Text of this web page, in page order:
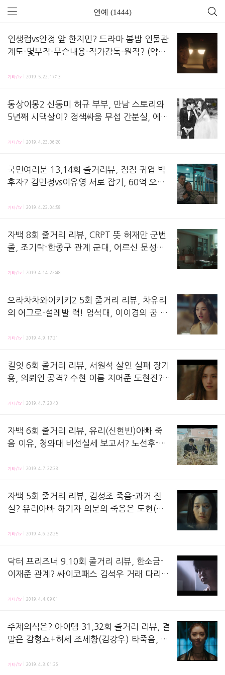
연예 (1444)
인생럽vs안정 앞 한지민? 드라마 봄밤 인물관
계도-몇부작-무슨내용-작가감독-원작? (약사
새 수목드라마 의 인물관계도-몇부작-원작-작가감독-줄거리-방송시간 등 담아서 정리해놓은
기타/tv 2019. 5. 22. 17:13
동상이몽2 신동미 허규 부부, 만남 스토리와
5년째 시댁살이? 정색싸움 무섭 간분실, 에센
진 문어
동상이몽2 신동미-허규 합류편방송 시청 후기 남겨놓은 노트에요! 이번 회에서 신동미-허규
기타/tv 2019. 4. 23. 06:20
국민여러분 13,14회 줄거리뷰, 점점 귀엽 박
후자? 김민정vs이유영 서로 잡기, 60억 오해,
출연, 현재까지 ost 정리-오빠나빠요 가사
국민여러분! 13,14화 줄거리 리뷰,방송 시청 후 정리해놓는 노트에요! 지난 회, 사기꾼들과 정
기타/tv 2019. 4. 23. 04:58
자백 8회 줄거리 리뷰, CRPT 뜻 허재만 군번
줄, 조기탁-한종구 관계 군대, 어르신 문성근
김선희 뉴스
자백 8화 줄거리 리뷰,방송 시청하며 정리해놓은 노트에요! 지난 회, 사거리에서 마주친 네 사
기타/tv 2019. 4. 14. 22:48
으라차차와이키키2 5회 줄거리 리뷰, 차유리
의 어그로-설레발 력! 엄석대, 이이경의 꿈 김
연, ost
으라차차 와이키키 5화 줄거리 리뷰,방송 시청 후 정리해놓은 노트에요! 지난 회, 우식(김선호
기타/tv 2019. 4. 9. 17:21
킬잇 6회 줄거리 리뷰, 서원석 살인 실패 장기
용, 의뢰인 공격? 수현 이름 지어준 도현진?
킬잇 6화 줄거리 리뷰,방송 시청하면서 정리해보는 노트에요! 지난 회, 슬기(노정의 분)에게
기타/tv 2019. 4. 7. 23:40
자백 6회 줄거리 리뷰, 유리(신현빈)아빠 죽
음 이유, 청와대 비선실세 보고서? 노선후-진
창현동 범인
자백 6화 줄거리 리뷰,방송 시청하면서 정리해놓은 공책이에요! 지난 회, 도현(이준호 분)의
기타/tv 2019. 4. 7. 22:33
자백 5회 줄거리 리뷰, 김성조 죽음-과거 진
실? 유리아빠 하기자 의문의 죽음은 도현(준
자백 5화 줄거리 리뷰,방송 시청하면서 정리해놓은 노트에요! 지난 회, 도현(이준호 분)이 유
기타/tv 2019. 4. 6. 22:25
닥터 프리즈너 9.10회 줄거리 리뷰, 한소금-
이재준 관계? 싸이코패스 김석우 거래 다리
끈사람 복혜수?
닥터프리즈너 9,10 회 줄거리 리뷰,방송 시청 후 정리해놓는 노트에요! 지난 회, 선민식(김병
기타/tv 2019. 4. 4. 09:01
주제의식은? 아이템 31,32회 줄거리 리뷰, 결
말은 감형쇼+허세 조세황(김강우) 타죽음, 목
원? 김민교 삼일절특사, 서요한 여친
아이템 35-36회 줄거리 리뷰,방송 시청 후 정리해놓는 노트에요! 지난 회, 조카 다인(신린아
기타/tv 2019. 4. 3. 01:36